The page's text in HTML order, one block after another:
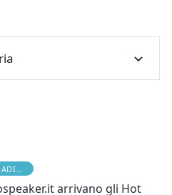
arrivano gli Hot